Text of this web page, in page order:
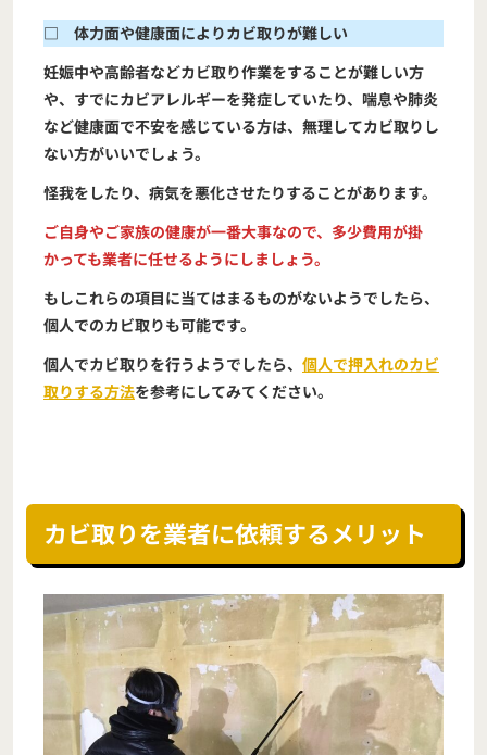
□ 体力面や健康面によりカビ取りが難しい
妊娠中や高齢者などカビ取り作業をすることが難しい方
や、すでにカビアレルギーを発症していたり、喘息や肺炎
など健康面で不安を感じている方は、無理してカビ取りし
ない方がいいでしょう。
怪我をしたり、病気を悪化させたりすることがあります。
ご自身やご家族の健康が一番大事なので、多少費用が掛
かっても業者に任せるようにしましょう。
もしこれらの項目に当てはまるものがないようでしたら、
個人でのカビ取りも可能です。
個人でカビ取りを行うようでしたら、 個人で押入れのカビ
取りする方法を参考にしてみてください。
カビ取りを業者に依頼するメリット